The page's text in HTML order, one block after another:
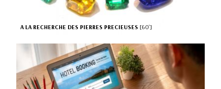
A LA RECHERCHE DES PIERRES PRECIEUSES [60’]